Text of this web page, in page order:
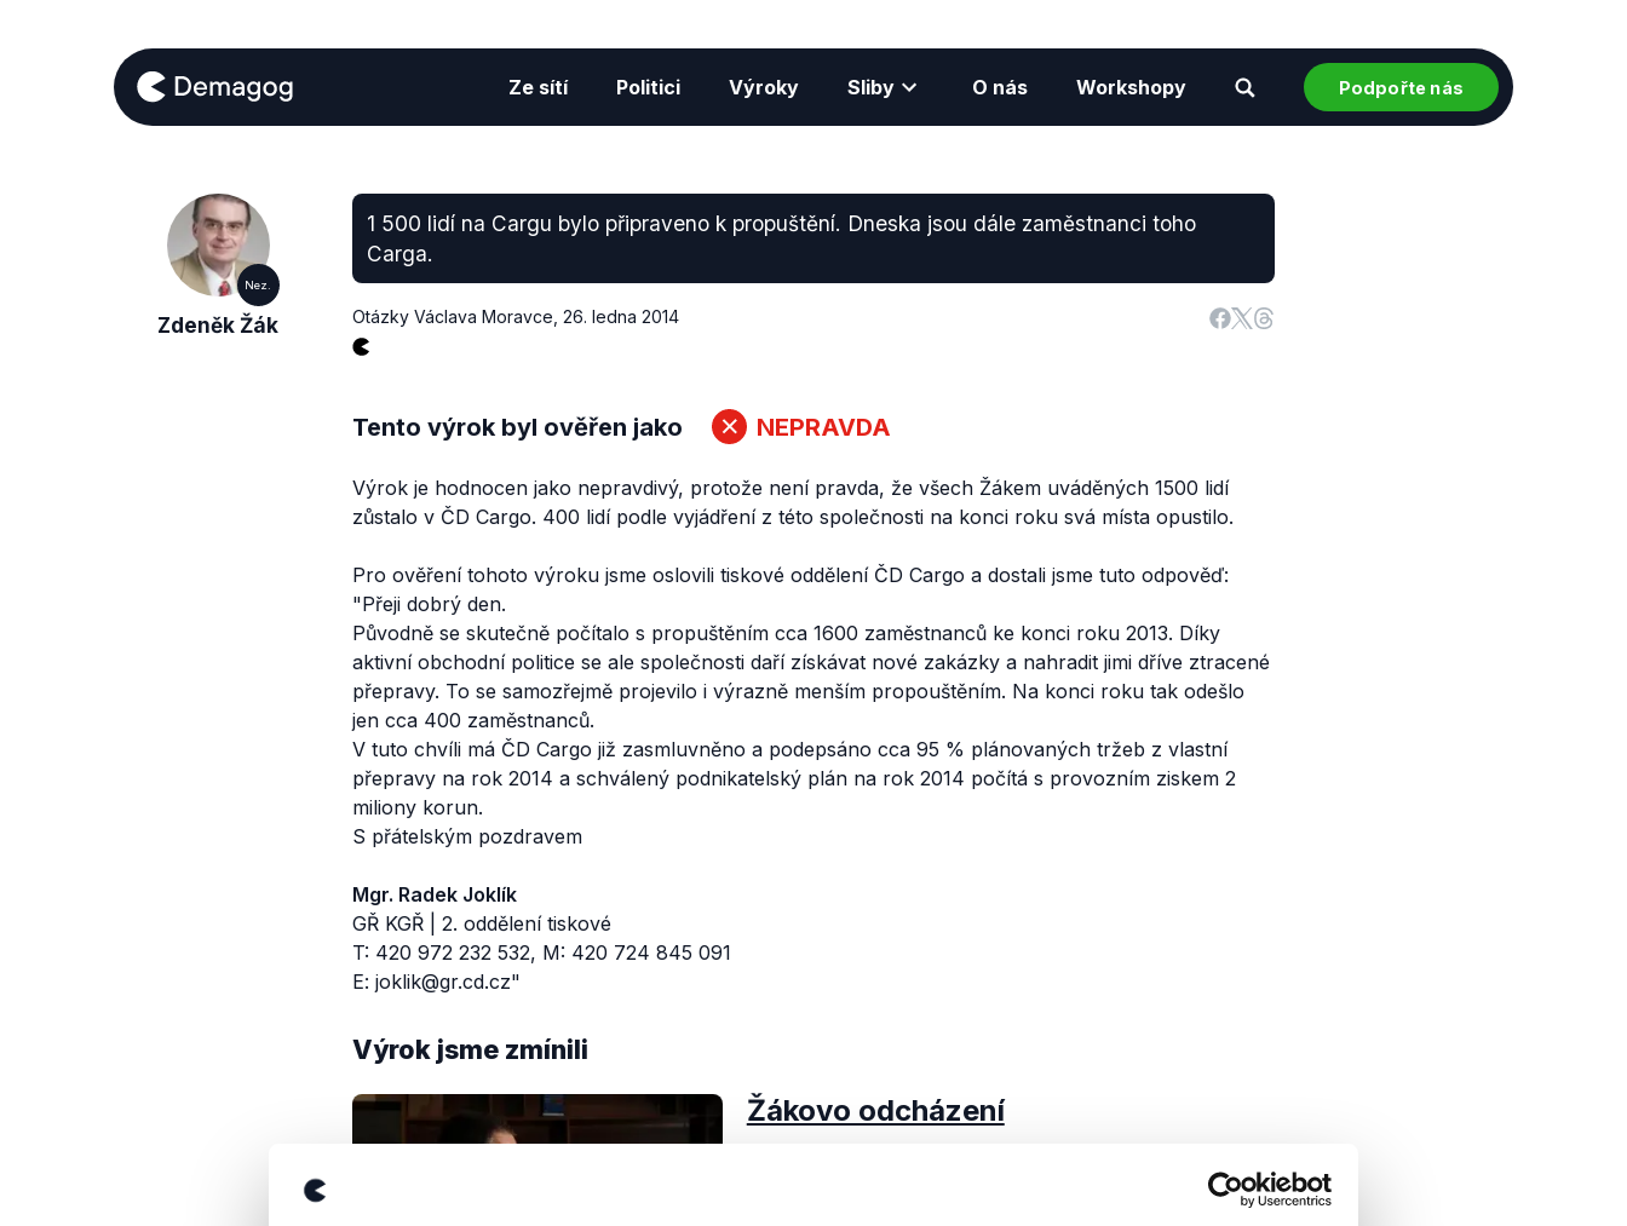
Ze sítí Politici Výroky Sliby O nás Workshopy Podpořte nás
Nez.
Zdeněk Žák
1 500 lidí na Cargu bylo připraveno k propuštění. Dneska jsou dále zaměstnanci toho
Carga.
Otázky Václava Moravce 26. ledna 2014
Tento výrok byl ověřen jako NEPRAVDA
Výrok je hodnocen jako nepravdivý, protože není pravda, že všech Žákem uváděných 1500 lidí
zůstalo v ČD Cargo. 400 lidí podle vyjádření z této společnosti na konci roku svá místa opustilo.
Pro ověření tohoto výroku jsme oslovili tiskové oddělení ČD Cargo a dostali jsme tuto odpověď:
"Přeji dobrý den.
Původně se skutečně počítalo s propuštěním cca 1600 zaměstnanců ke konci roku 2013. Díky
aktivní obchodní politice se ale společnosti daří získávat nové zakázky a nahradit jimi dříve ztracené
přepravy. To se samozřejmě projevilo i výrazně menším propouštěním. Na konci roku tak odešlo
jen cca 400 zaměstnanců.
V tuto chvíli má ČD Cargo již zasmluvněno a podepsáno cca 95 % plánovaných tržeb z vlastní
přepravy na rok 2014 a schválený podnikatelský plán na rok 2014 počítá s provozním ziskem 2
miliony korun.
S přátelským pozdravem
Mgr. Radek Joklík
GŘ KGŘ | 2. oddělení tiskové
T: 420 972 232 532, M: 420 724 845 091
E: joklik@gr.cd.cz"
Výrok jsme zmínili
Žákovo odcházení
Funkční období úřednického ministra Žáka se blíží